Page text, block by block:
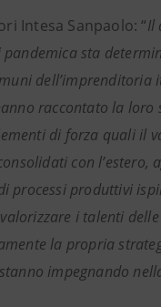
Intesa Sanpaolo: “Il
sta
dell’imprenditoria
raccontato la loro
di forza quali il
con l’estero,
processi produttivi
i talenti
la propria
impegnando